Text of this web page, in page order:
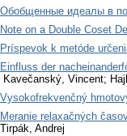
Обобщенные идеалы в
Note on a Double Coset
Príspevok k metóde
Einfluss der
Kavečanský, Vincent;
Vysokofrekvenčný
Meranie relaxačných
Tirpák, Andrej